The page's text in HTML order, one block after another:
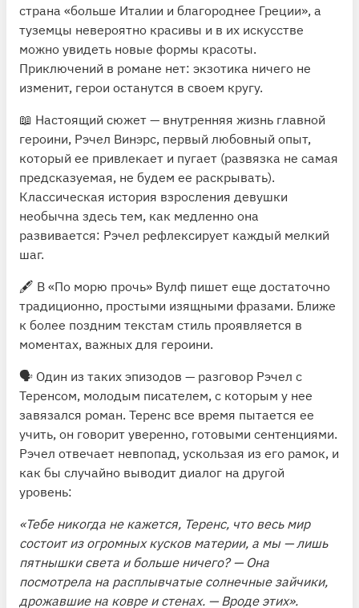
страна «больше Италии и благороднее Греции», а
туземцы невероятно красивы и в их искусстве
можно увидеть новые формы красоты.
Приключений в романе нет: экзотика ничего не
изменит, герои останутся в своем кругу.
📖 Настоящий сюжет — внутренняя жизнь главной
героини, Рэчел Винэрс, первый любовный опыт,
который ее привлекает и пугает (развязка не самая
предсказуемая, не будем ее раскрывать).
Классическая история взросления девушки
необычна здесь тем, как медленно она
развивается: Рэчел рефлексирует каждый мелкий
шаг.
🖋 В «По морю прочь» Вулф пишет еще достаточно
традиционно, простыми изящными фразами. Ближе
к более поздним текстам стиль проявляется в
моментах, важных для героини.
🗣 Один из таких эпизодов — разговор Рэчел с
Теренсом, молодым писателем, с которым у нее
завязался роман. Теренс все время пытается ее
учить, он говорит уверенно, готовыми сентенциями.
Рэчел отвечает невпопад, ускользая из его рамок, и
как бы случайно выводит диалог на другой
уровень:
«Тебе никогда не кажется, Теренс, что весь мир
состоит из огромных кусков материи, а мы — лишь
пятнышки света и больше ничего? — Она
посмотрела на расплывчатые солнечные зайчики,
дрожавшие на ковре и стенах. — Вроде этих».